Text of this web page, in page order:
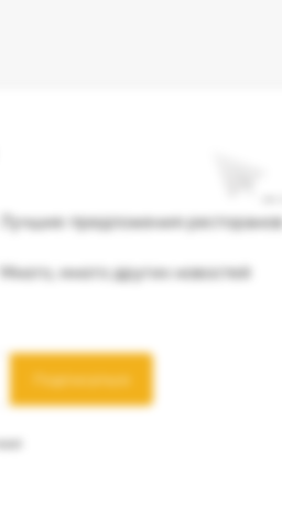
Лучшие предложения ресторанов
Много, много других новостей
Подписаться